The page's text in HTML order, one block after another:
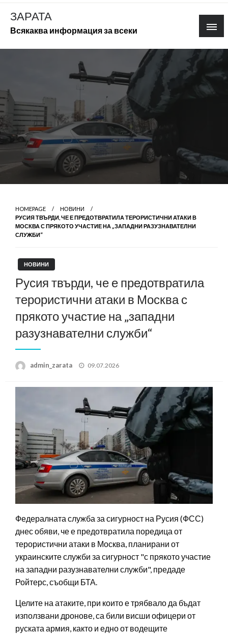
Skip
content
ЗАРАТА
Всякаква информация за всеки
HOMEPAGE
НОВИНИ
РУСИЯ ТВЪРДИ, ЧЕ Е ПРЕДОТВРАТИЛА ТЕРОРИСТИЧНИ АТАКИ В
МОСКВА С ПРЯКОТО УЧАСТИЕ НА „ЗАПАДНИ РАЗУЗНАВАТЕЛНИ
СЛУЖБИ“
НОВИНИ
Русия твърди, че е предотвратила
терористични атаки в Москва с
прякото участие на „западни
разузнавателни служби“
admin_zarata
Posted
09.07.2026
Федералната служба за сигурност на Русия (ФСС)
днес обяви, че е предотвратила поредица от
терористични атаки в Москва, планирани от
украинските служби за сигурност "с прякото участие
на западни разузнавателни служби", предаде
Ройтерс, съобщи БТА.
Целите на атаките, при които е трябвало да бъдат
използвани дронове, са били висши офицери от
руската армия, както и едно от водещите